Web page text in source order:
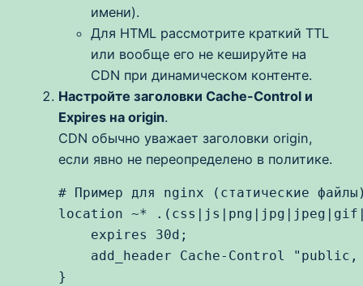
имени).
Для HTML рассмотрите краткий TTL
или вообще его не кешируйте на
CDN при динамическом контенте.
Настройте заголовки Cache-Control и
Expires на origin.
CDN обычно уважает заголовки origin,
если явно не переопределено в политике.
# Пример для nginx (статические
location ~*
    expires 30d;
add_header Cache-Control
}